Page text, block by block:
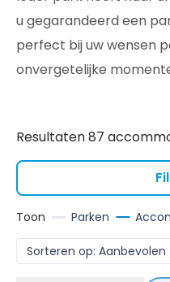
u gegarandeerd een
perfect bij uw wensen
onvergetelijke
Resultaten 87
Toon Parken